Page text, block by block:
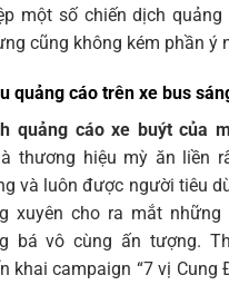
một số chiến dịch
cũng không kém phần ý
quảng cáo trên xe bus
quảng cáo xe buýt của
thương hiệu mỳ ăn liền
và luôn được người tiêu
xuyên cho ra mắt những
bá vô cùng ấn tượng.
khai campaign “7 vị Cung